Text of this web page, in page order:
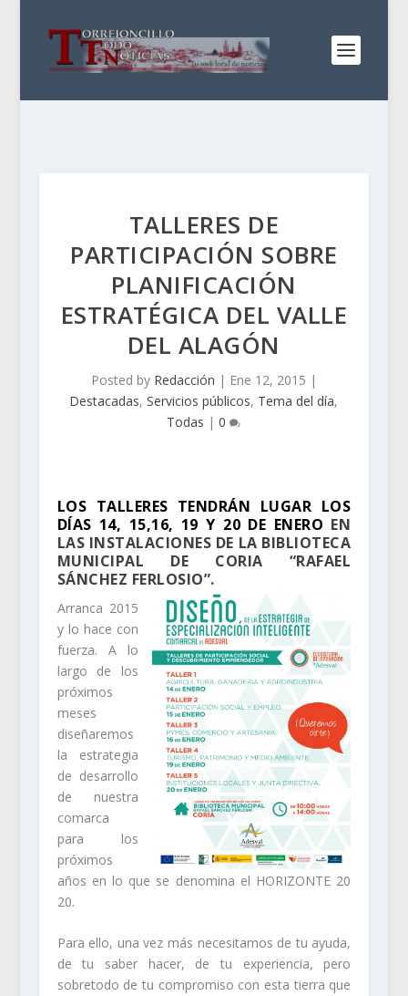
TALLERES DE
PARTICIPACIÓN SOBRE
PLANIFICACIÓN
ESTRATÉGICA DEL VALLE
DEL ALAGÓN
Posted by Redacción | Ene 12, 2015 |
Destacadas,Servicios públicos, Tema del día,
Todas |0
LOS TALLERES TENDRÁN LUGAR LOS
DÍAS 14, 15,16, 19 Y 20 DE ENERO EN
LAS INSTALACIONES DE LA BIBLIOTECA
MUNICIPAL DE CORIA “RAFAEL
SÁNCHEZ FERLOSIO”.
Arranca 2015
y lo hace con
fuerza. A lo
largo de los
próximos
meses
diseñaremos
la estrategia
de desarrollo
de nuestra
comarca
para los
próximos
años en lo que se denomina el HORIZONTE 20
20.
Para ello, una vez más necesitamos de tu ayuda,
de tu saber hacer, de tu experiencia, pero
sobretodo de tu compromiso con esta tierra que